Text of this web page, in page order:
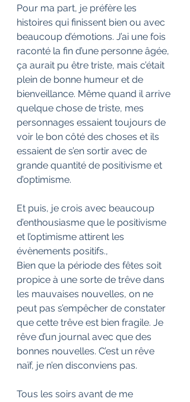
Pour ma part, je préfère les
histoires qui finissent bien ou avec
beaucoup d’émotions. J’ai une fois
raconté la fin d’une personne âgée,
ça aurait pu être triste, mais c’était
plein de bonne humeur et de
bienveillance. Même quand il arrive
quelque chose de triste, mes
personnages essaient toujours de
voir le bon côté des choses et ils
essaient de s’en sortir avec de
grande quantité de positivisme et
d’optimisme.
Et puis, je crois avec beaucoup
d’enthousiasme que le positivisme
et l’optimisme attirent les
évènements positifs.,
Bien que la période des fêtes soit
propice à une sorte de trêve dans
les mauvaises nouvelles, on ne
peut pas s’empêcher de constater
que cette trêve est bien fragile. Je
rêve d’un journal avec que des
bonnes nouvelles. C’est un rêve
naïf, je n’en disconviens pas.
Tous les soirs avant de me